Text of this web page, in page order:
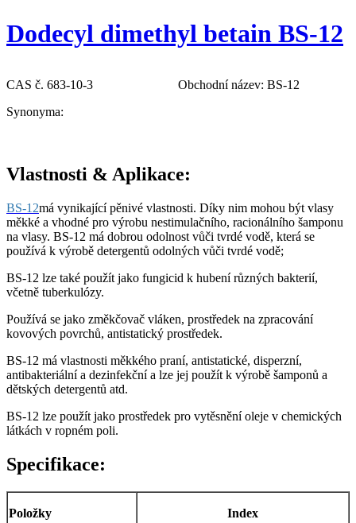
Dodecyl dimethyl betain BS-12
CAS č. 683-10-3
Obchodní název: BS-12
Synonyma:
Vlastnosti & Aplikace:
BS-12má vynikající pěnivé vlastnosti. Díky nim mohou být vlasy
měkké a vhodné pro výrobu nestimulačního, racionálního šamponu
na vlasy. BS-12 má dobrou odolnost vůči tvrdé vodě, která se
používá k výrobě detergentů odolných vůči tvrdé vodě;
BS-12 lze také použít jako fungicid k hubení různých bakterií,
včetně tuberkulózy.
Používá se jako změkčovač vláken, prostředek na zpracování
kovových povrchů, antistatický prostředek.
BS-12 má vlastnosti měkkého praní, antistatické, disperzní,
antibakteriální a dezinfekční a lze jej použít k výrobě šamponů a
dětských detergentů atd.
BS-12 lze použít jako prostředek pro vytěsnění oleje v chemických
látkách v ropném poli.
Specifikace:
Položky Index